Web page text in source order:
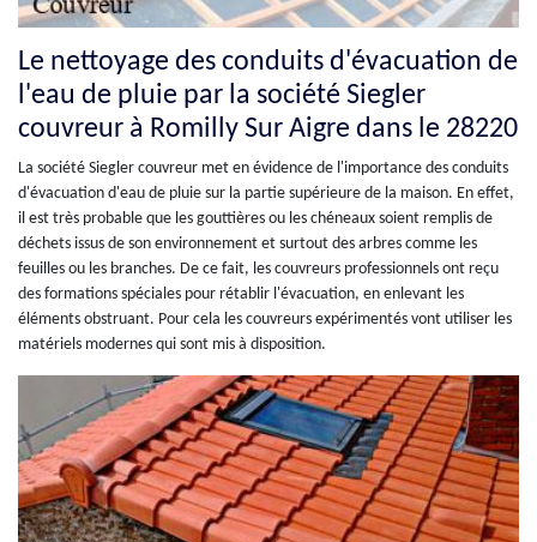
Le nettoyage des conduits d'évacuation de
l'eau de pluie par la société Siegler
couvreur à Romilly Sur Aigre dans le 28220
La société Siegler couvreur met en évidence de l'importance des conduits
d'évacuation d'eau de pluie sur la partie supérieure de la maison. En effet,
il est très probable que les gouttières ou les chéneaux soient remplis de
déchets issus de son environnement et surtout des arbres comme les
feuilles ou les branches. De ce fait, les couvreurs professionnels ont reçu
des formations spéciales pour rétablir l'évacuation, en enlevant les
éléments obstruant. Pour cela les couvreurs expérimentés vont utiliser les
matériels modernes qui sont mis à disposition.